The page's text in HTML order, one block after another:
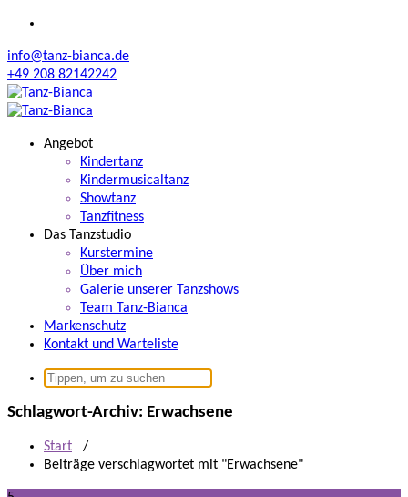
Zum
springen
info@tanz-bianca.de
+49 208 82142242
Angebot
Kindertanz
Kindermusicaltanz
Showtanz
Tanzfitness
Das Tanzstudio
Kurstermine
Über mich
Galerie unserer Tanzshows
Team Tanz-Bianca
Markenschutz
Kontakt und Warteliste
Suchen
Schlagwort-Archiv: Erwachsene
Start /
Beiträge verschlagwortet mit "Erwachsene"